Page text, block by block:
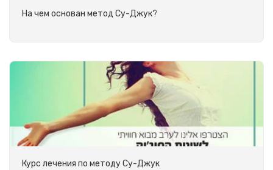
На чем основан метод Су-Джук?
Курс лечения по методу Су-Джук